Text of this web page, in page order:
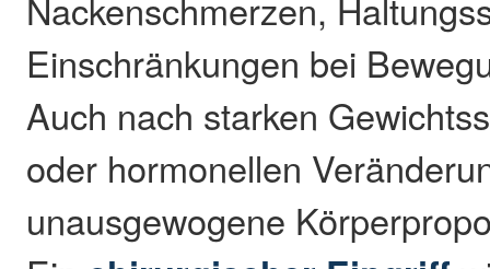
Einschränkungen bei
Auch nach starken
oder hormonellen
unausgewogene